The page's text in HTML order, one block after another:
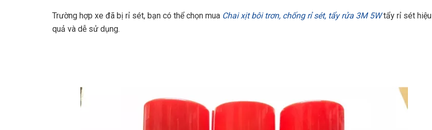
Trường hợp xe đã bị rỉ sét, bạn có thể chọn mua Chai xịt bôi trơn, chống rỉ sét, tẩy rửa 3M 5Wtẩy rỉ sét hiệu
quả và dễ sử dụng.